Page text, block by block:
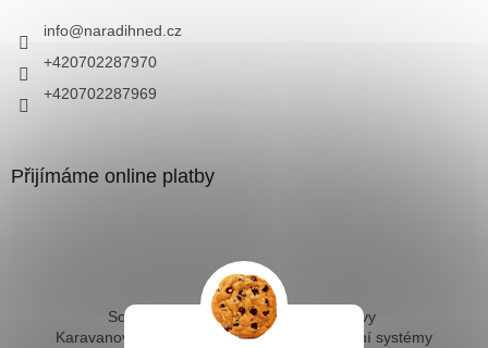
info@naradihned.cz
+420702287970
+420702287969
Přijímáme online platby
Solární ohřev vody - kompletní sestavy
Karavanové solární systémy
Ostrovní solární systémy